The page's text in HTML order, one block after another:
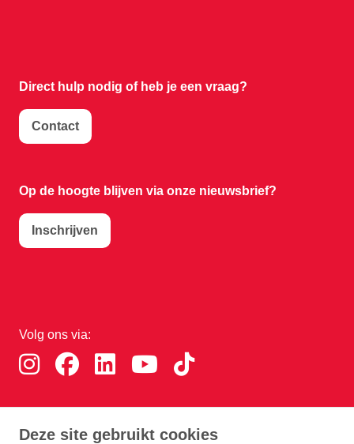
Deze site gebruikt cookies
Direct hulp nodig ofheb je een vraag?
Contact
Op de hoogte blijven via onze nieuwsbrief?
Inschrijven
Volg ons via:
Download de RTHA app: